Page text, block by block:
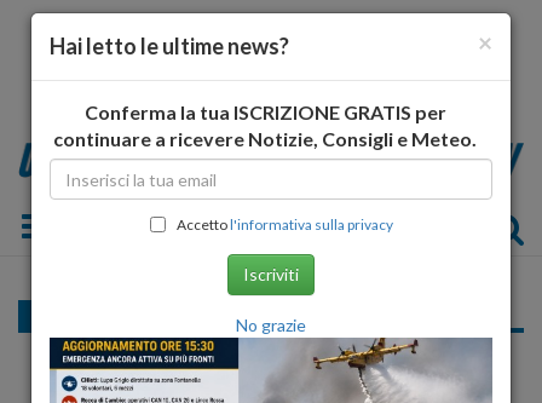
Toggle navigation
Idv, sabato 21 marzo quinto congresso
regionale
×
Hai letto le ultime news?
Conferma la tua ISCRIZIONE GRATIS per
continuare a ricevere Notizie, Consigli e Meteo.
Accettol'informativa sulla privacy
Iscriviti
No grazie